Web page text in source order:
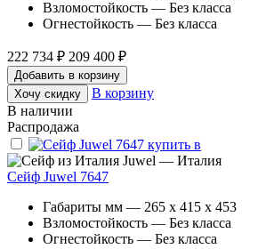
Взломостойкость — Без класса
Огнестойкость — Без класса
222 734 ₽ 209 400 ₽
Добавить в корзину
Хочу скидку
В корзину
В наличии
Распродажа
Juwel — Италия
Сейф Juwel 7647
Габариты мм — 265 x 415 x 453
Взломостойкость — Без класса
Огнестойкость — Без класса